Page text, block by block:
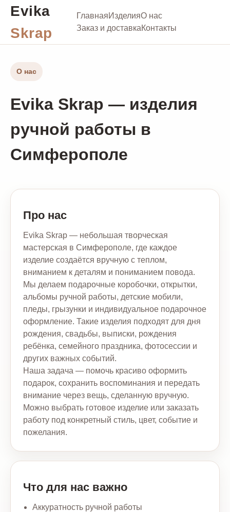
Evika
Skrap
ГлавнаяИзделияО нас
Заказ и доставкаКонтакты
О нас
Evika Skrap — изделия
ручной работы в
Симферополе
Про нас
Evika Skrap — небольшая творческая
мастерская в Симферополе, где каждое
изделие создаётся вручную с теплом,
вниманием к деталям и пониманием повода.
Мы делаем подарочные коробочки, открытки,
альбомы ручной работы, детские мобили,
пледы, грызунки и индивидуальное подарочное
оформление. Такие изделия подходят для дня
рождения, свадьбы, выписки, рождения
ребёнка, семейного праздника, фотосессии и
других важных событий.
Наша задача — помочь красиво оформить
подарок, сохранить воспоминания и передать
внимание через вещь, сделанную вручную.
Можно выбрать готовое изделие или заказать
работу под конкретный стиль, цвет, событие и
пожелания.
Что для нас важно
Аккуратность ручной работы